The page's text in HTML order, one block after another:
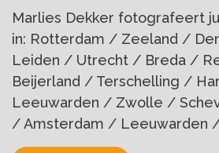
Marlies Dekker fotografeert
in: Rotterdam / Zeeland /
Leiden / Utrecht / Breda /
Beijerland / Terschelling /
Leeuwarden / Zwolle /
/ Amsterdam / Leeuwarden /